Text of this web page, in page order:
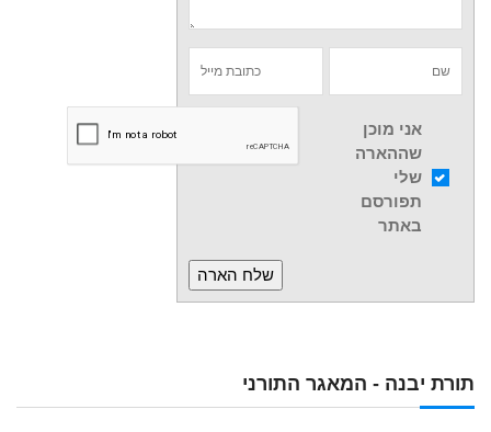
תורת יבנה - המאגר התורני
אני מוכן
שההארה
שלי
תפורסם
באתר